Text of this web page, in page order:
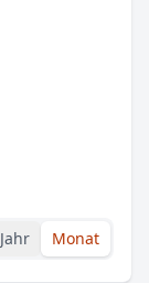
Jahr Monat